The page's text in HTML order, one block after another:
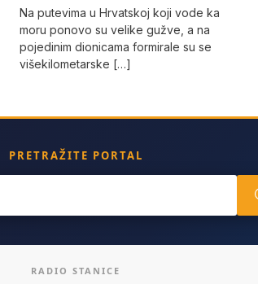
Na putevima u Hrvatskoj koji vode ka
moru ponovo su velike gužve, a na
pojedinim dionicama formirale su se
višekilometarske […]
PRETRAŽITE PORTAL
RADIO STANICE